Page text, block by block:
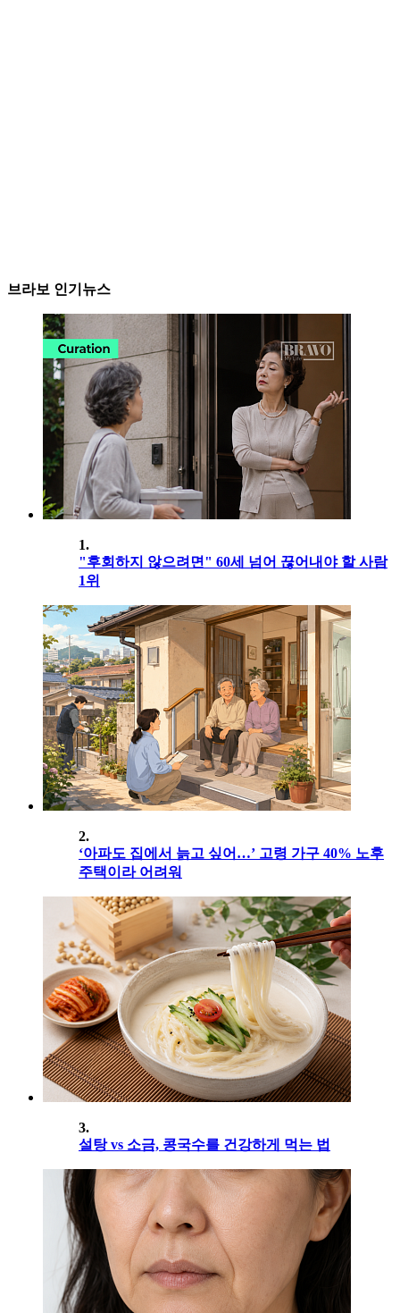
브라보 인기뉴스
1.
"후회하지 않으려면" 60세 넘어 끊어내야 할 사람
1위
2.
‘아파도 집에서 늙고 싶어…’ 고령 가구 40% 노후
주택이라 어려워
3.
설탕 vs 소금, 콩국수를 건강하게 먹는 법